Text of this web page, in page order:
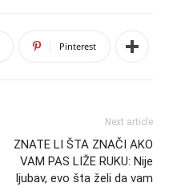
Pinterest
Next article
ZNATE LI ŠTA ZNAČI AKO
VAM PAS LIŽE RUKU: Nije
ljubav, evo šta želi da vam